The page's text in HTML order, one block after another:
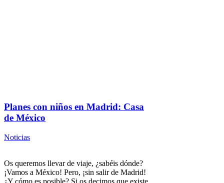
Planes con niños en Madrid: Casa
de México
Noticias
Os queremos llevar de viaje, ¿sabéis dónde?
¡Vamos a México! Pero, ¡sin salir de Madrid!
¿Y cómo es posible? Si os decimos que existe